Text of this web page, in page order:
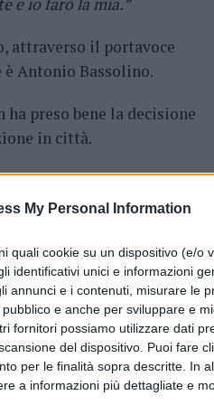
My Personal Information
quali cookie su un dispositivo (e/o
identificativi unici e informazioni
annunci e i contenuti, misurare le
e anche per sviluppare e
fornitori possiamo utilizzare dati
del dispositivo. Puoi fare
per le finalità sopra descritte. In
a informazioni più dettagliate e
attraverso il portavoce
Antonio Bassolino.
ha preso bene la decisione
in città.
già annunciato la sua
Capelli” su Radio CRC ha
il partito che ho
voluto e saputo gioire
sanno che so fare il
ieri sono stato al Vomero,
con i cittadini, ascolterò